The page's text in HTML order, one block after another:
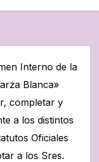
Interno de la
Blanca»
completar y
a los distintos
Oficiales
a los Sres.